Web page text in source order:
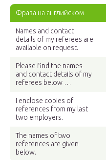
Фраза на английском
Names and contact
details of my referees are
available on request.
Please find the names
and contact details of my
referees below …
I enclose copies of
references from my last
two employers.
The names of two
references are given
below.